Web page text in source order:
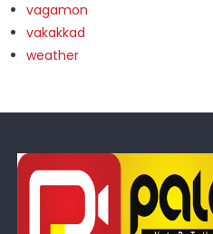
vagamon
vakakkad
weather